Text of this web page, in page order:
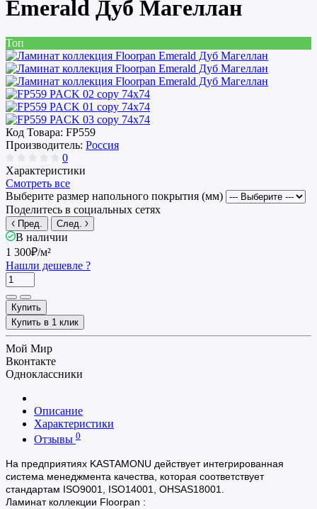
Emerald Дуб Магеллан
Топ
Код Товара: FP559
Производитель: Россия
0
Характеристики
Смотреть все
Выберите размер напольного покрытия (мм)
Поделитесь в социальных сетях
Пред. След.
В наличии
1 300₽/м²
Нашли дешевле ?
Купить
Купить в 1 клик
Мой Мир
Вконтакте
Одноклассники
Описание
Характеристики
Отзывы 0
На предприятиях KASTAMONU действует интегрированная
система менеджмента качества, которая соответствует
стандартам ISO9001, ISO14001, OHSAS18001.
Ламинат коллекции Floorpan :